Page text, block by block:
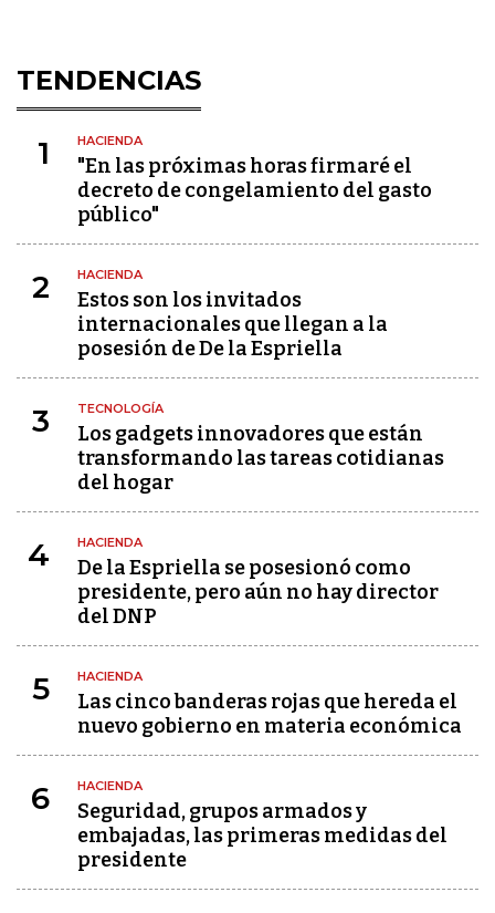
TENDENCIAS
1 HACIENDA
"En las próximas horas firmaré el
decreto de congelamiento del gasto
público"
2 HACIENDA
Estos son los invitados
internacionales que llegan a la
posesión de De la Espriella
3 TECNOLOGÍA
Los gadgets innovadores que están
transformando las tareas cotidianas
del hogar
4 HACIENDA
De la Espriella se posesionó como
presidente, pero aún no hay director
del DNP
5 HACIENDA
Las cinco banderas rojas que hereda el
nuevo gobierno en materia económica
6 HACIENDA
Seguridad, grupos armados y
embajadas, las primeras medidas del
presidente